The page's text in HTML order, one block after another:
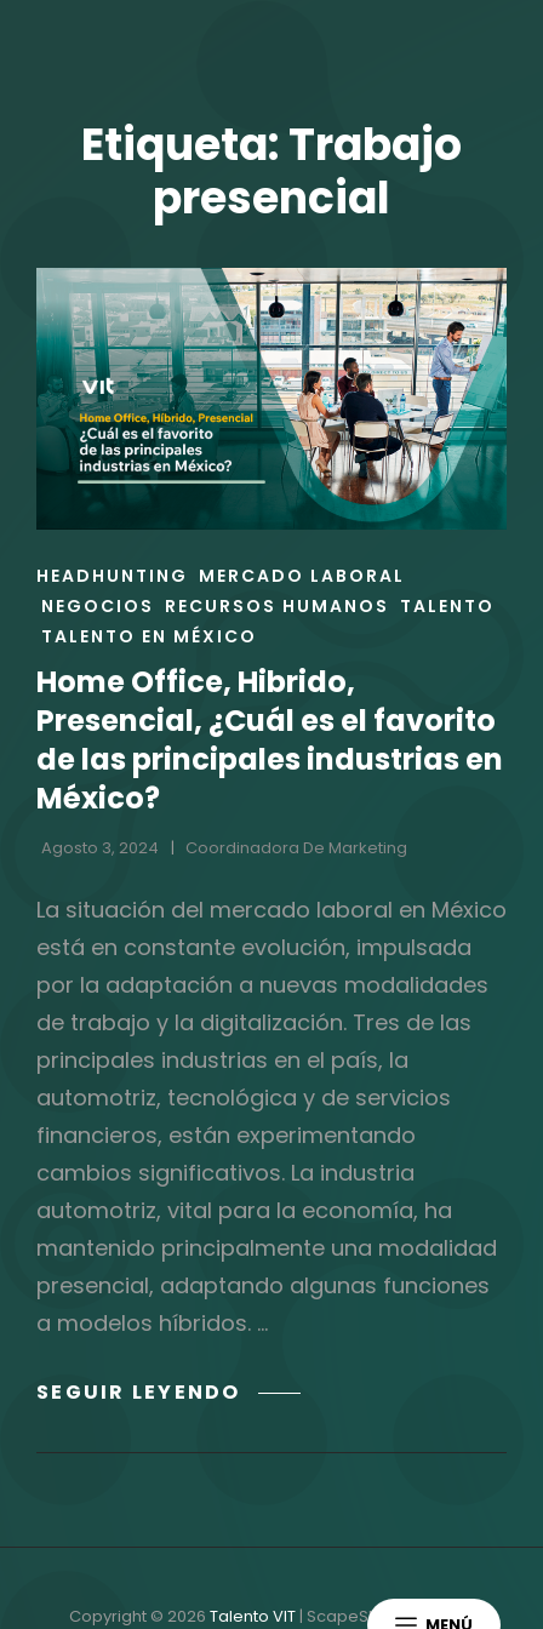
Etiqueta:Trabajo
presencial
ENLACES
DE
LAS
CATEGORÍAS
HEADHUNTING
MERCADO LABORAL
NEGOCIOS
RECURSOS HUMANOS
TALENTO
TALENTO EN MÉXICO
Home Office, Hibrido,
Presencial, ¿Cuál es el favorito
de las principales industrias en
México?
Agosto 3, 2024 Coordinadora De Marketing
La situación del mercado laboral en México
está en constante evolución, impulsada
por la adaptación a nuevas modalidades
de trabajo y la digitalización. Tres de las
principales industrias en el país, la
automotriz, tecnológica y de servicios
financieros, están experimentando
cambios significativos. La industria
automotriz, vital para la economía, ha
mantenido principalmente una modalidad
presencial, adaptando algunas funciones
a modelos híbridos. …
SEGUIR LEYENDO HOME
HIBRIDO,
ES
FAVORITO
Copyright © 2026 Talento VIT | ScapeShot PorCatch